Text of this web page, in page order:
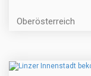
Oberösterreich